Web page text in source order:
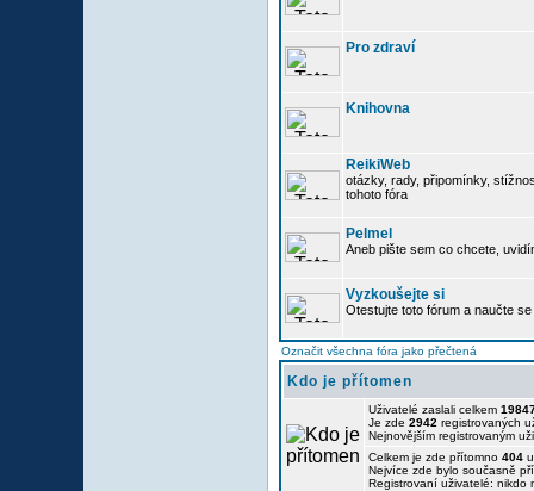
Pro zdraví
Knihovna
ReikiWeb
otázky, rady, připomínky,
tohoto fóra
Pelmel
Aneb pište sem co chcete,
Vyzkoušejte si
Otestujte toto fórum a naučte
Označit všechna fóra jako přečtená
Kdo je přítomen
Uživatelé zaslali celkem
Je zde 2942 registrovaných
Nejnovějším registrovaným
Celkem je zde přítomno 404
Nejvíce zde bylo současně
Registrovaní uživatelé: nikdo